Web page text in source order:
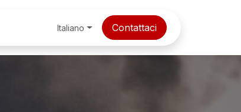
Consulenza & Soft Skills Cybersecurity &
Italiano Contattaci